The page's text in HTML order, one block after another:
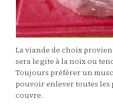
La viande de choix
sera le gite à la noix ou
Toujours préférer un
pouvoir enlever toutes les
couvre.